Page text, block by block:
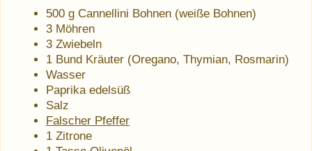
500 g Cannellini Bohnen (weiße Bohnen)
3 Möhren
3 Zwiebeln
1 Bund Kräuter (Oregano, Thymian, Rosmarin)
Wasser
Paprika edelsüß
Salz
Falscher Pfeffer
1 Zitrone